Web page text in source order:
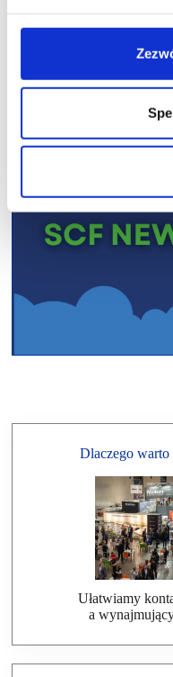
Dlaczego warto
Ułatwiamy
a